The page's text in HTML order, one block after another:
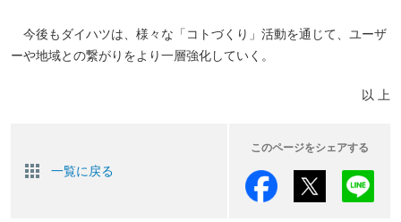
今後もダイハツは、様々な「コトづくり」活動を通じて、ユーザ
ーや地域との繋がりをより一層強化していく。
以 上
一覧に戻る
このページをシェアする